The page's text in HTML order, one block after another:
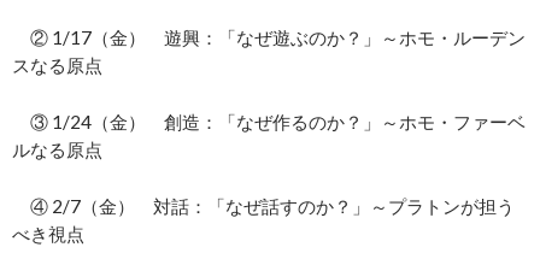
② 1/17（金） 遊興：「なぜ遊ぶのか？」～ホモ・ルーデン
スなる原点
③ 1/24（金） 創造：「なぜ作るのか？」～ホモ・ファーベ
ルなる原点
④ 2/7（金） 対話：「なぜ話すのか？」～プラトンが担う
べき視点